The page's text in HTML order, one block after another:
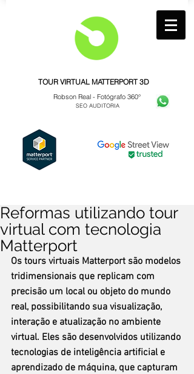
TOUR VIRTUAL MATTERPORT 3D
Robson Real - Fotógrafo 360°
SEO AUDITORIA
Reformas utilizando tour
virtual com tecnologia
Matterport
Os tours virtuais Matterport são modelos
tridimensionais que replicam com
precisão um local ou objeto do mundo
real, possibilitando sua visualização,
interação e atualização no ambiente
virtual. Eles são desenvolvidos utilizando
tecnologias de inteligência artificial e
aprendizado de máquina, que capturam